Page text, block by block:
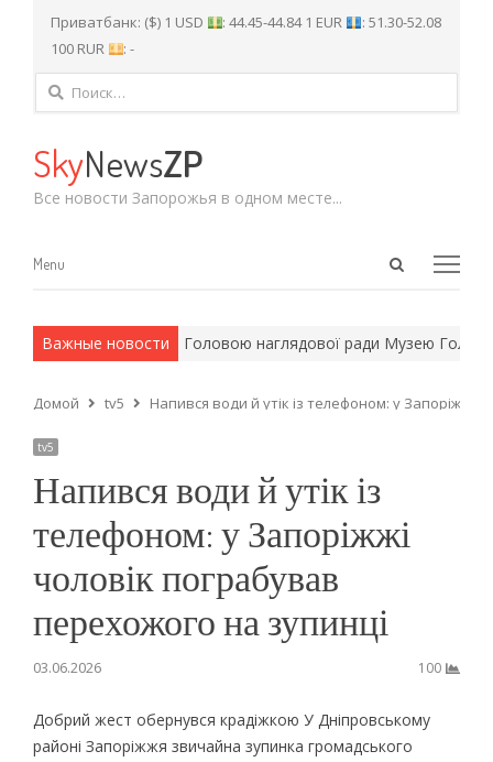
Приватбанк: ($) 1 USD : 44.45-44.84 1 EUR
: 51.30-52.08
100 RUR
: -
Найти:
SkyNewsZP
Все новости Запорожья в одном месте...
Open
Menu
Menu
Важные новости
армейские методы. Головою наглядової ради Музею
Домой tv5 Напився води й утік із телефоном: у Запоріжжі
tv5
Напився води й утік із
телефоном: у Запоріжжі
чоловік пограбував
перехожого на зупинці
03.06.2026 100
Добрий жест обернувся крадіжкою У Дніпровському
районі Запоріжжя звичайна зупинка громадського